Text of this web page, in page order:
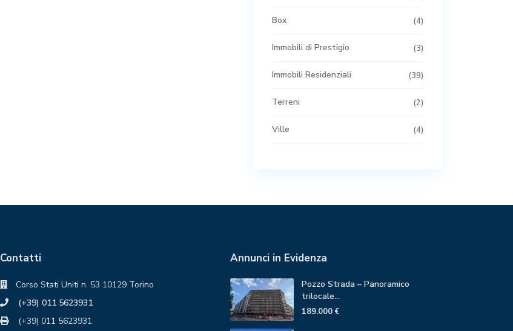
Box (4)
Immobili di Prestigio (3)
Immobili Residenziali (39)
Terreni (2)
Ville (4)
Contatti
Corso Stati Uniti n. 53 10129 Torino
(+39) 011 5623931
(+39) 011 5623931
Annunci in Evidenza
Pozzo Strada – Panoramico
trilocale...
189.000 €